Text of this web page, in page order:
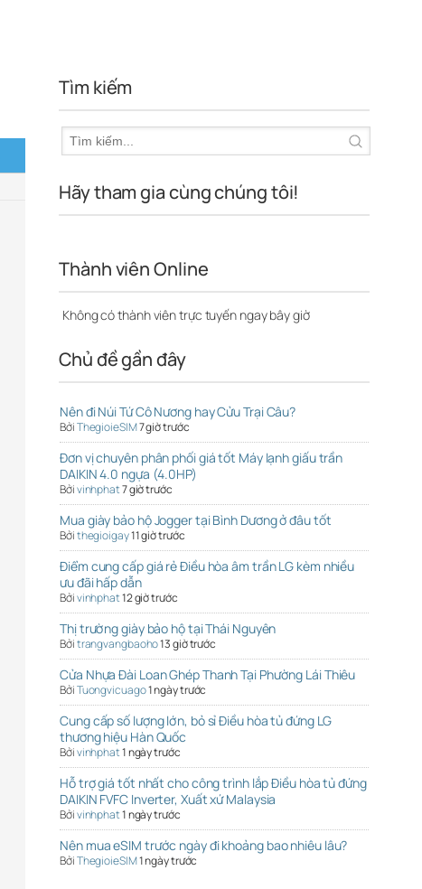
Tìm kiếm
Hãy tham gia cùng chúng tôi!
Thành viên Online
Không có thành viên trực tuyến ngay bây giờ
Chủ đề gần đây
Nên đi Núi Tứ Cô Nương hay Cửu Trại Câu?
BởiThegioieSIM7 giờ trước
Đơn vị chuyên phân phối giá tốt Máy lạnh giấu trần
DAIKIN 4.0 ngựa (4.0HP)
Bởivinhphat7 giờ trước
Mua giày bảo hộ Jogger tại Bình Dương ở đâu tốt
Bởithegioigay11 giờ trước
Điểm cung cấp giá rẻ Điều hòa âm trần LG kèm nhiều
ưu đãi hấp dẫn
Bởivinhphat12 giờ trước
Thị trường giày bảo hộ tại Thái Nguyên
Bởitrangvangbaoho13 giờ trước
Cửa Nhựa Đài Loan Ghép Thanh Tại Phường Lái Thiêu
BởiTuongvicuago1 ngày trước
Cung cấp số lượng lớn, bỏ sỉ Điều hòa tủ đứng LG
thương hiệu Hàn Quốc
Bởivinhphat1 ngày trước
Hỗ trợ giá tốt nhất cho công trình lắp Điều hòa tủ đứng
DAIKIN FVFC Inverter, Xuất xứ Malaysia
Bởivinhphat1 ngày trước
Nên mua eSIM trước ngày đi khoảng bao nhiêu lâu?
BởiThegioieSIM1 ngày trước